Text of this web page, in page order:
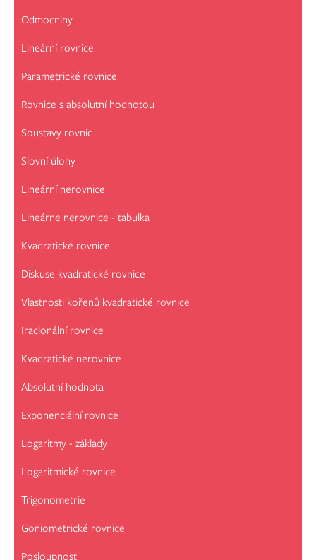
Odmocniny
Lineární rovnice
Parametrické rovnice
Rovnice s absolutní hodnotou
Soustavy rovnic
Slovní úlohy
Lineární nerovnice
Lineárne nerovnice - tabulka
Kvadratické rovnice
Diskuse kvadratické rovnice
Vlastnosti kořenů kvadratické rovnice
Iracionální rovnice
Kvadratické nerovnice
Absolutní hodnota
Exponenciální rovnice
Logaritmy - základy
Logaritmické rovnice
Trigonometrie
Goniometrické rovnice
Posloupnost